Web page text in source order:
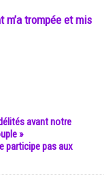
m’a trompée et mis
avant notre
»
participe pas aux